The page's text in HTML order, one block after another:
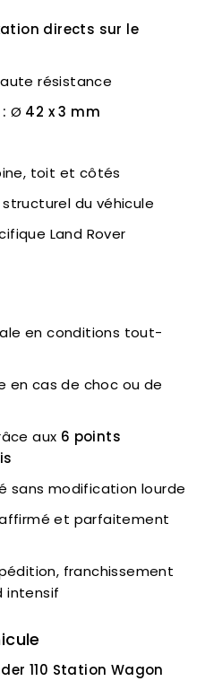
directs sur le
résistance
Ø 42 x 3 mm
toit et côtés
du véhicule
Land Rover
en conditions tout-
en cas de choc ou de
aux 6 points
sans modification lourde
et parfaitement
franchissement
intensif
110 Station Wagon